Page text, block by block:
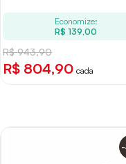
Economize:
R$ 139,00
R$ 943,90
R$ 804,90 cada